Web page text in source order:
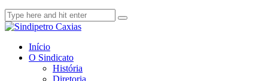
Início
O Sindicato
História